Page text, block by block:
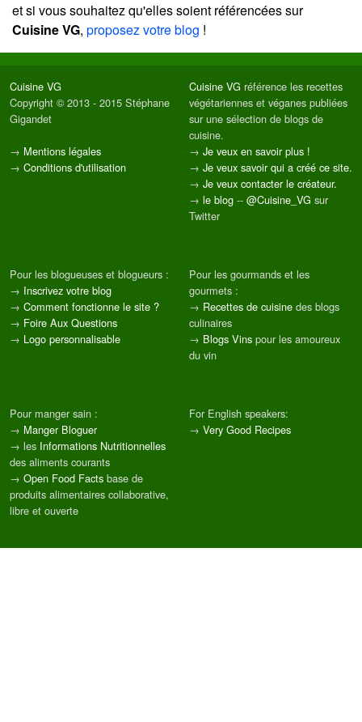
et si vous souhaitez qu'elles soient référencées sur
Cuisine VG, proposez votre blog !
Cuisine VG
Copyright © 2013 - 2015 Stéphane
Gigandet
→ Mentions légales
→ Conditions d'utilisation
Cuisine VG référence les recettes
végétariennes et véganes publiées
sur une sélection de blogs de
cuisine.
→ Je veux en savoir plus !
→ Je veux savoir qui a créé ce site.
→ Je veux contacter le créateur.
→ le blog -- @Cuisine_VG sur
Twitter
Pour les blogueuses et blogueurs :
→ Inscrivez votre blog
→ Comment fonctionne le site ?
→ Foire Aux Questions
→ Logo personnalisable
Pour les gourmands et les
gourmets :
→ Recettes de cuisine des blogs
culinaires
→ Blogs Vins pour les amoureux
du vin
Pour manger sain :
→ Manger Bloguer
→ les Informations Nutritionnelles
des aliments courants
→ Open Food Facts base de
produits alimentaires collaborative,
libre et ouverte
For English speakers:
→ Very Good Recipes